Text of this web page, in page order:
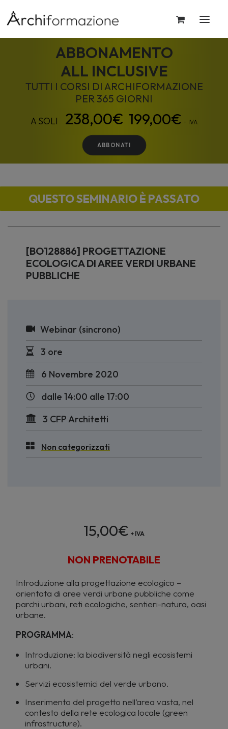
ABBONAMENTO
ALL INCLUSIVE
TUTTI I CORSI DI ARCHIFORMAZIONE
PER 365 GIORNI
199,00€ + IVA
ABBONATI
QUESTO SEMINARIO È PASSATO
[BO128886] PROGETTAZIONE
ECOLOGICA DI AREE VERDI URBANE
PUBBLICHE
Webinar (sincrono)
3 ore
6 Novembre 2020
dalle 14:00 alle 17:00
3 CFP Architetti
Non categorizzati
15,00€ + IVA
NON PRENOTABILE
Introduzione alla progettazione ecologico –
orientata di aree verdi urbane pubbliche come
parchi urbani, reti ecologiche, sentieri-natura, oasi
urbane.
PROGRAMMA:
Introduzione: la biodiversità negli ecosistemi
urbani.
Servizi ecosistemici del verde urbano.
Inserimento del progetto nell’area vasta, nel
contesto della rete ecologica locale (green
infrastructure).